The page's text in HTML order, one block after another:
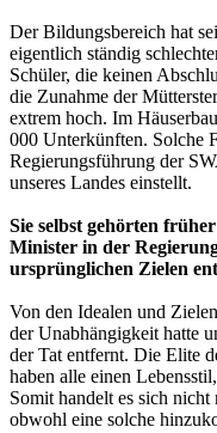
Der Bildungsbereich hat
eigentlich ständig
Schüler, die keinen
die Zunahme der
extrem hoch. Im
000 Unterkünften. Solche
Regierungsführung der
unseres Landes einstellt.
Sie selbst gehörten
Minister in der
ursprünglichen Zielen
Von den Idealen und
der Unabhängigkeit hatte
der Tat entfernt. Die Elite
haben alle einen
Somit handelt es sich
obwohl eine solche